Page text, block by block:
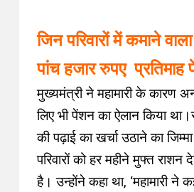
जिन परिवारों में कमाने
पांच हजार रुपए प्रतिमाह
मुख्यमंत्री ने महामारी के कारण
लिए भी पेंशन का ऐलान किया
की पढ़ाई का खर्चा उठाने का
परिवारों को हर महीने मुफ्त राशन
है। उन्होंने कहा था, ‘महामारी ने